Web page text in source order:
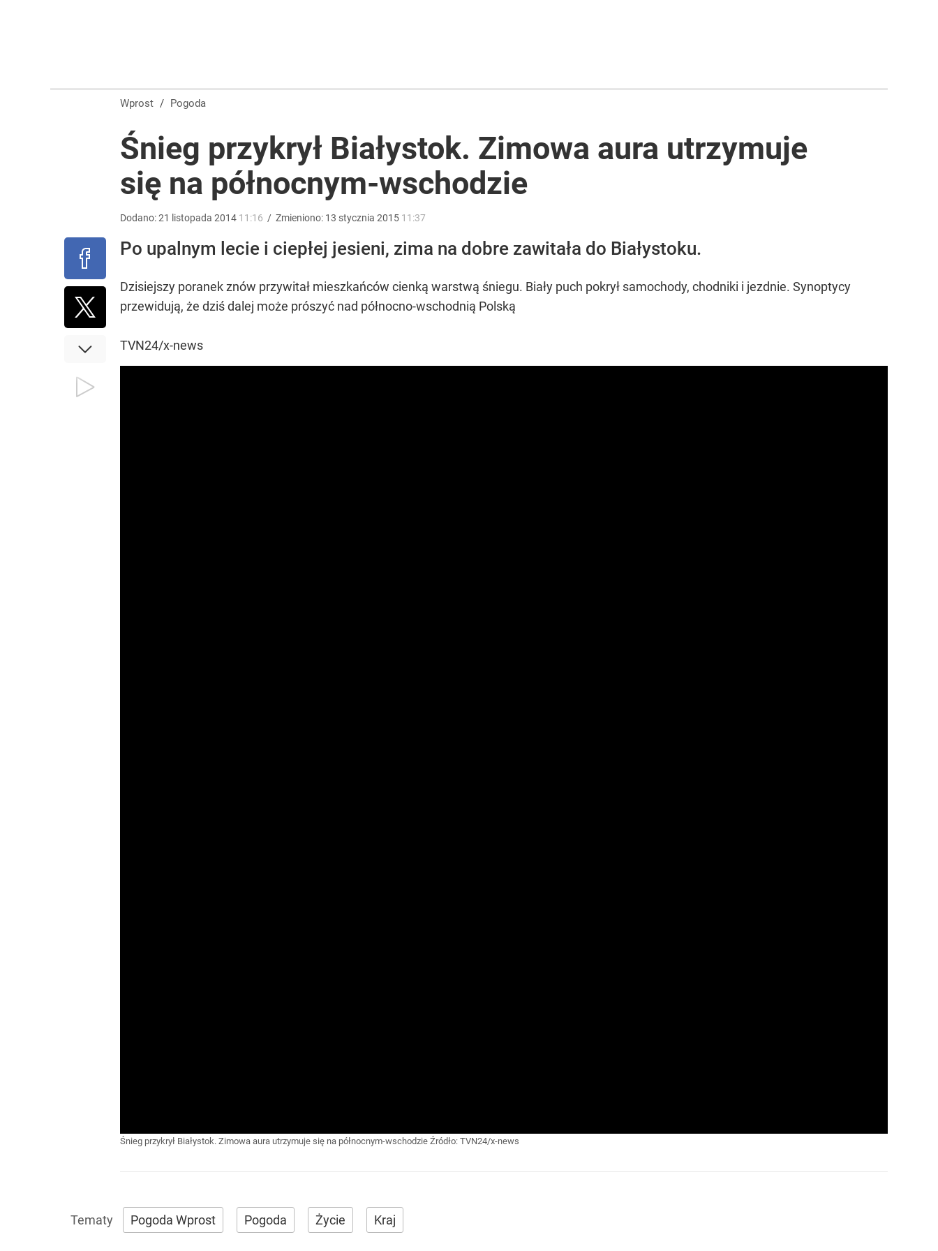
O polskiej wiosce zrobiło się głośno na świecie. Ma najwyższą figurę maryjną w Europie
Wrze po roku Nawrockiego. „Największa hańba” kontra „Cała Europa nam go zazdrości”
Wprost / Pogoda
Śnieg przykrył Białystok. Zimowa aura utrzymuje
się na północnym-wschodzie
Dodano:21 listopada 2014 11:16 / Zmieniono: 13 stycznia 2015 11:37
Po upalnym lecie i ciepłej jesieni, zima na dobre zawitała do Białystoku.
Dzisiejszy poranek znów przywitał mieszkańców cienką warstwą śniegu. Biały puch pokrył samochody, chodniki i jezdnie. Synoptycy
przewidują, że dziś dalej może prószyć nad północno-wschodnią Polską
TVN24/x-news
Śnieg przykrył Białystok. Zimowa aura utrzymuje się na północnym-wschodzie Źródło: TVN24/x-news
Pogoda Wprost Pogoda Życie Kraj